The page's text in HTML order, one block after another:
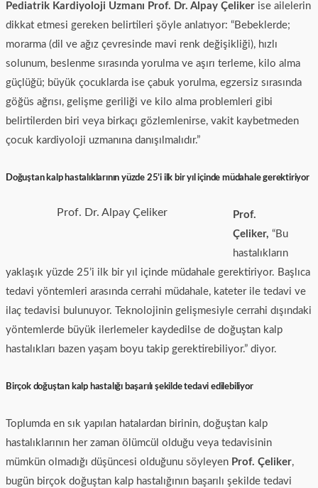
Pediatrik Kardiyoloji Uzmanı Prof. Dr. Alpay Çeliker ise ailelerin
dikkat etmesi gereken belirtileri şöyle anlatıyor: “Bebeklerde;
morarma (dil ve ağız çevresinde mavi renk değişikliği), hızlı
solunum, beslenme sırasında yorulma ve aşırı terleme, kilo alma
güçlüğü; büyük çocuklarda ise çabuk yorulma, egzersiz sırasında
göğüs ağrısı, gelişme geriliği ve kilo alma problemleri gibi
belirtilerden biri veya birkaçı gözlemlenirse, vakit kaybetmeden
çocuk kardiyoloji uzmanına danışılmalıdır.”
Doğuştan kalp hastalıklarının yüzde 25’i ilk bir yıl içinde müdahale gerektiriyor
Prof. Dr. Alpay Çeliker
Prof.
Çeliker, “Bu
hastalıkların
yaklaşık yüzde 25’i ilk bir yıl içinde müdahale gerektiriyor. Başlıca
tedavi yöntemleri arasında cerrahi müdahale, kateter ile tedavi ve
ilaç tedavisi bulunuyor. Teknolojinin gelişmesiyle cerrahi dışındaki
yöntemlerde büyük ilerlemeler kaydedilse de doğuştan kalp
hastalıkları bazen yaşam boyu takip gerektirebiliyor.” diyor.
Birçok doğuştan kalp hastalığı başarılı şekilde tedavi edilebiliyor
Toplumda en sık yapılan hatalardan birinin, doğuştan kalp
hastalıklarının her zaman ölümcül olduğu veya tedavisinin
mümkün olmadığı düşüncesi olduğunu söyleyen Prof. Çeliker,
bugün birçok doğuştan kalp hastalığının başarılı şekilde tedavi